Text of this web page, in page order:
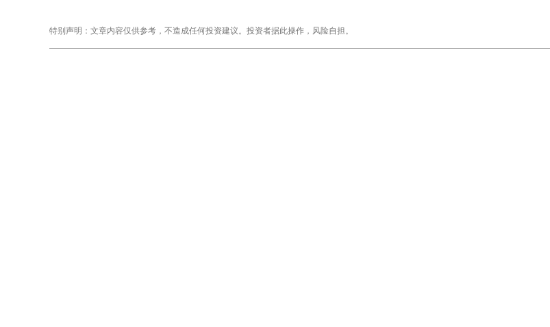
特别声明：文章内容仅供参考，不造成任何投资建议。投资者据此操作，风险自担。